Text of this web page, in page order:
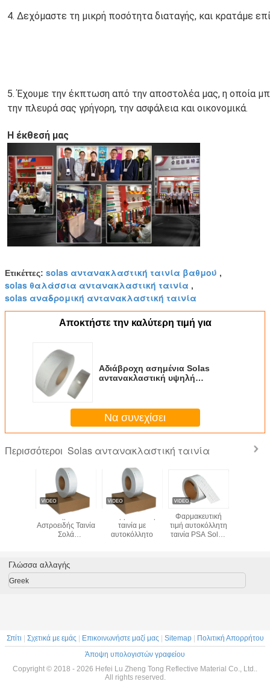
4. Δεχόμαστε τη μικρή ποσότητα διαταγής, και κρατάμε
5. Έχουμε την έκπτωση από την αποστολέα μας, η οποία
την πλευρά σας γρήγορη, την ασφάλεια και οικονομικά.
Η έκθεσή μας
Ετικέττες: solas αντανακλαστική ταινία βαθμού ,
solas θαλάσσια αντανακλαστική ταινία ,
solas αναδρομική αντανακλαστική ταινία
Αποκτήστε την καλύτερη τιμή για
Αδιάβροχη ασημένια Solas
αντανακλαστική υψηλή
Να συνεχίσει
Περισσότεροι Solas αντανακλαστική ταινία
Σόλα
Σόλα
Ασημένια
Αστροειδής Ταινία
Σολά
Αντιπροσωπευτικές
Ταινίες για
Φαρμακευτική
ταινία με
αυτοκόλλητο
Φαρμακευτική
τιμή αυτοκόλλητη
ταινία PSA Solas
Γλώσσα αλλαγής
Greek
Σπίτι Σχετικά με εμάς Επικοινωνήστε μαζί μας Sitemap|
Πολιτική Απορρήτου
Άποψη υπολογιστών γραφείου
Copyright © 2018 - 2026 Hefei Lu Zheng Tong Reflective Material Co., Ltd..
All rights reserved.